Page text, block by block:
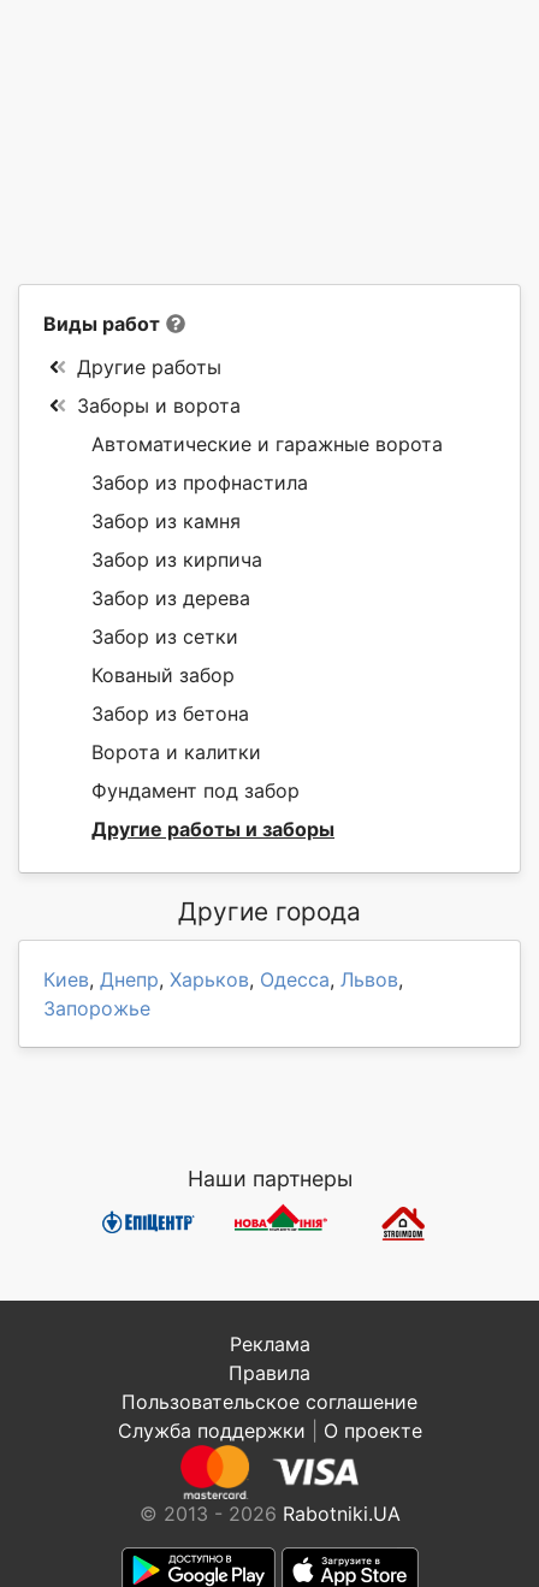
Виды работ
Другие работы
Заборы и ворота
Автоматические и гаражные ворота
Забор из профнастила
Забор из камня
Забор из кирпича
Забор из дерева
Забор из сетки
Кованый забор
Забор из бетона
Ворота и калитки
Фундамент под забор
Другие работы и заборы
Другие города
Киев, Днепр, Харьков, Одесса, Львов,
Запорожье
Наши партнеры
Реклама
Правила
Пользовательское соглашение
Служба поддержки
О проекте
© 2013 - 2026 Rabotniki.UA